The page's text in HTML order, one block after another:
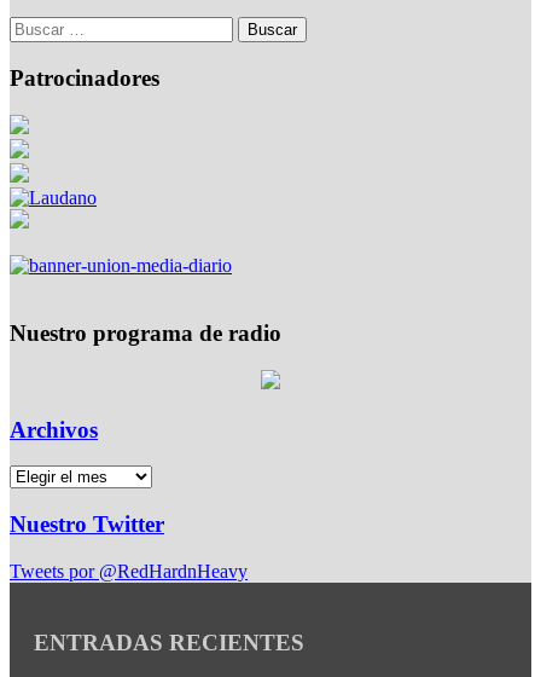
Patrocinadores
Nuestro programa de radio
Archivos
Nuestro Twitter
Tweets por @RedHardnHeavy
ENTRADAS RECIENTES